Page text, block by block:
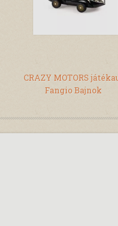
CRAZY MOTORS
Fangio Bajnok